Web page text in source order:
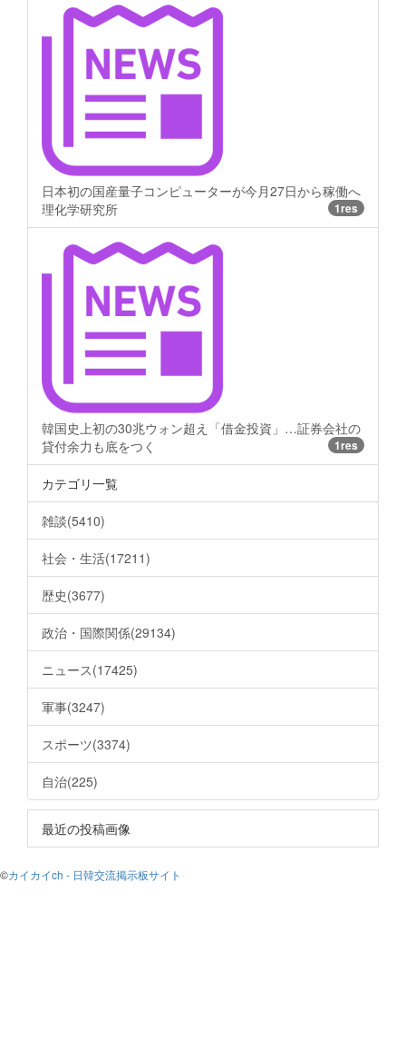
日本初の国産量子コンピューターが今月27日から稼働へ
理化学研究所
1res
韓国史上初の30兆ウォン超え「借金投資」…証券会社の
貸付余力も底をつく
1res
カテゴリ一覧
雑談(5410)
社会・生活(17211)
歴史(3677)
政治・国際関係(29134)
ニュース(17425)
軍事(3247)
スポーツ(3374)
自治(225)
最近の投稿画像
©カイカイch - 日韓交流掲示板サイト